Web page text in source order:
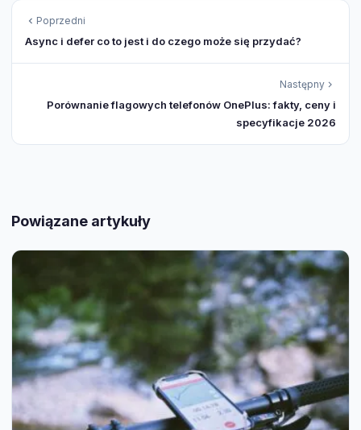
Poprzedni
Async i defer co to jest i do czego może się przydać?
Następny
Porównanie flagowych telefonów OnePlus: fakty, ceny i
specyfikacje 2026
Powiązane artykuły